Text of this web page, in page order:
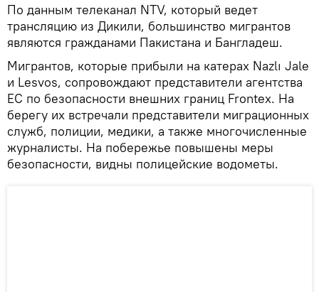
По данным телеканал NTV, который ведет
трансляцию из Дикили, большинство мигрантов
являются гражданами Пакистана и Бангладеш.
Мигрантов, которые прибыли на катерах Nazlı Jale
и Lesvos, сопровождают представители агентства
ЕС по безопасности внешних границ Frontex. На
берегу их встречали представители миграционных
служб, полиции, медики, а также многочисленные
журналисты. На побережье повышены меры
безопасности, видны полицейские водометы.